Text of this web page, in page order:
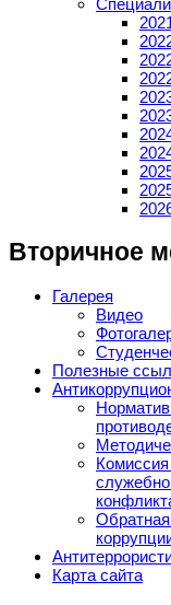
Вторичное
Галерея
Видео
Полезные
Карта сайта